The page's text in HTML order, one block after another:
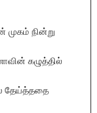
முகம் நின்று
கழுத்தில்
தேய்த்ததை